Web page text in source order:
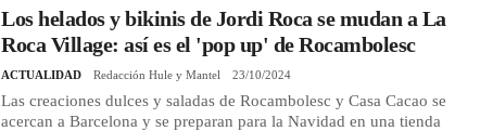
Los helados y bikinis de Jordi Roca se mudan a La
Roca Village: así es el 'pop up' de Rocambolesc
ACTUALIDAD Redacción Hule y Mantel 23/10/2024
Las creaciones dulces y saladas de Rocambolesc y Casa Cacao se
acercan a Barcelona y se preparan para la Navidad en una tienda